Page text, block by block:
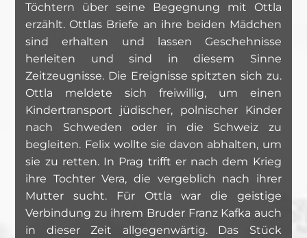
Töchtern über seine Begegnung mit Ottla
erzählt. Ottlas Briefe an ihre beiden Mädchen
sind erhalten und lassen Geschehnisse
herleiten und sind in diesem Sinne
Zeitzeugnisse. Die Ereignisse spitzten sich zu.
Ottla meldete sich freiwillig, um einen
Kindertransport jüdischer, polnischer Kinder
nach Schweden oder in die Schweiz zu
begleiten. Felix wollte sie davon abhalten, um
sie zu retten. In Prag trifft er nach dem Krieg
ihre Tochter Vera, die vergeblich nach ihrer
Mutter sucht. Für Ottla war die geistige
Verbindung zu ihrem Bruder Franz Kafka auch
in dieser Zeit allgegenwärtig. Das Stück